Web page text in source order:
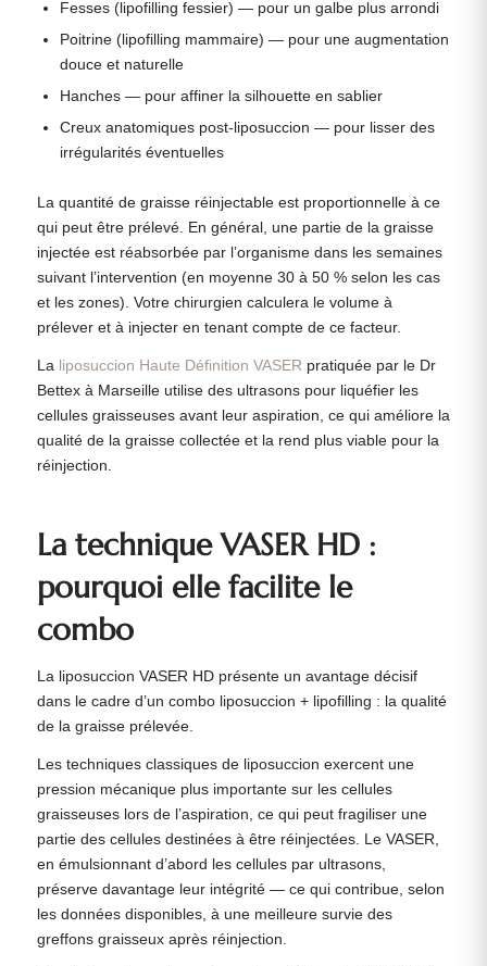
Fesses (lipofilling fessier) — pour un galbe plus arrondi
Poitrine (lipofilling mammaire) — pour une augmentation
douce et naturelle
Hanches — pour affiner la silhouette en sablier
Creux anatomiques post-liposuccion — pour lisser des
irrégularités éventuelles
La quantité de graisse réinjectable est proportionnelle à ce
qui peut être prélevé. En général, une partie de la graisse
injectée est réabsorbée par l’organisme dans les semaines
suivant l’intervention (en moyenne 30 à 50 % selon les cas
et les zones). Votre chirurgien calculera le volume à
prélever et à injecter en tenant compte de ce facteur.
La liposuccion Haute Définition VASER pratiquée par le Dr
Bettex à Marseille utilise des ultrasons pour liquéfier les
cellules graisseuses avant leur aspiration, ce qui améliore la
qualité de la graisse collectée et la rend plus viable pour la
réinjection.
La technique VASER HD :
pourquoi elle facilite le
combo
La liposuccion VASER HD présente un avantage décisif
dans le cadre d’un combo liposuccion + lipofilling : la qualité
de la graisse prélevée.
Les techniques classiques de liposuccion exercent une
pression mécanique plus importante sur les cellules
graisseuses lors de l’aspiration, ce qui peut fragiliser une
partie des cellules destinées à être réinjectées. Le VASER,
en émulsionnant d’abord les cellules par ultrasons,
préserve davantage leur intégrité — ce qui contribue, selon
les données disponibles, à une meilleure survie des
greffons graisseux après réinjection.